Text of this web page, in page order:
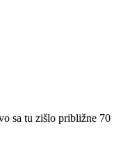
sa tu zišlo približne 70